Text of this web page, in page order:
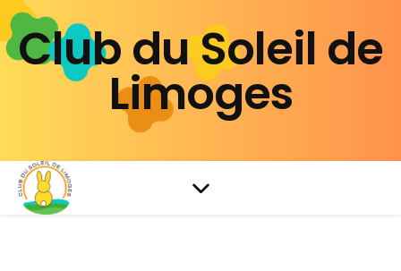
Club du Soleil de
Limoges